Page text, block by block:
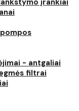
įrankiai
- antgaliai
filtrai